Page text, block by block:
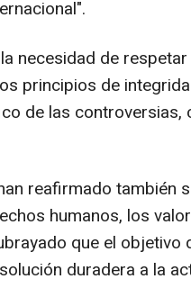
necesidad de
principios de
de las controversias,
reafirmado también
humanos, los
que el objetivo
duradera a la